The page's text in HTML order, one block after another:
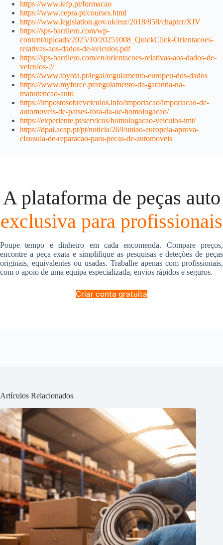
https://www.iefp.pt/formacao
https://www.cepra.pt/courses.html
https://www.legislation.gov.uk/eur/2018/858/chapter/XIV
https://sps-barrilero.com/wp-
content/uploads/2025/10/20251008_QuickClick-Orientacoes-
relativas-aos-dados-de-veiculos.pdf
https://sps-barrilero.com/en/orientacoes-relativas-aos-dados-de-
veiculos-2/
https://www.toyota.pt/legal/regulamento-europeu-dos-dados
https://www.myforce.pt/regulamento-da-garantia-na-
manutencao-auto
https://impostosobreveiculos.info/importacao/importacao-de-
automoveis-de-paises-fora-da-ue-homologacao/
https://experiente.pt/servicos/homologacao-veiculos-imt/
https://dpai.acap.pt/pt/noticia/269/uniao-europeia-aprova-
clausula-de-reparacao-para-pecas-de-automoveis
A plataforma de peças auto
exclusiva para profissionais
Poupe tempo e dinheiro em cada encomenda. Compare preços,
encontre a peça exata e simplifique as pesquisas e deteções de peças
originais, equivalentes ou usadas. Trabalhe apenas com profissionais,
com o apoio de uma equipa especializada, envios rápidos e seguros.
Criar conta gratuita
Artículos Relacionados